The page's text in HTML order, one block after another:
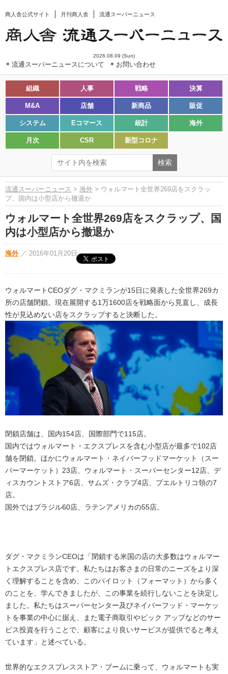
商人舎公式サイト 月刊商人舎 流通スーパーニュース
2026.08.09 (Sun)
流通スーパーニュースについて お問い合わせ
組織 人事 戦略 決算
M&A 店舗 新商品 販促
システム Eコマース 統計 海外
月次 CSR 新型コロナ
流通スーパーニュース > 海外 > ウォルマート全世界269店をスクラッ
プ、国内は小型店から撤退か
ウォルマート全世界269店をスクラップ、国
内は小型店から撤退か
海外 ／ 2016年01月20日
ウォルマートCEOダグ・マクミランが15日に発表した全世界269カ
所の店舗閉鎖。現在展開する1万1600店を戦略面から見直し、成長
性が見込めない店をスクラップすると決断した。
閉鎖店舗は、国内154店、国際部門で115店。
国内ではウォルマート・エクスプレスを含む小型店が最多で102店
舗を閉鎖。ほかにウォルマート・ネイバーフッドマーケット（スー
パーマーケット）23店、ウォルマート・スーパーセンター12店、デ
ィスカウントストア6店、サムズ・クラブ4店、プエルトリコ領の7
店。
国外ではブラジル60店、ラテンアメリカの55店。
ダグ・マクミランCEOは「閉鎖する米国の店の大多数はウォルマー
トエクスプレス店です。私たちはお客さまの日常のニーズをより深
く理解することを含め、このパイロット（フォーマット）から多く
のことを、学んできましたが、この事業を続行しないことを決定し
ました。私たちはスーパーセンター及びネイバーフッド・マーケッ
トを事業の中心に据え、また電子商取引やピック アップなどのサー
ビス投資を行うことで、顧客により良いサービスが提供でると考え
ています」と述べている。
世界的なエクスプレスストア・ブームに乗って、ウォルマートも実